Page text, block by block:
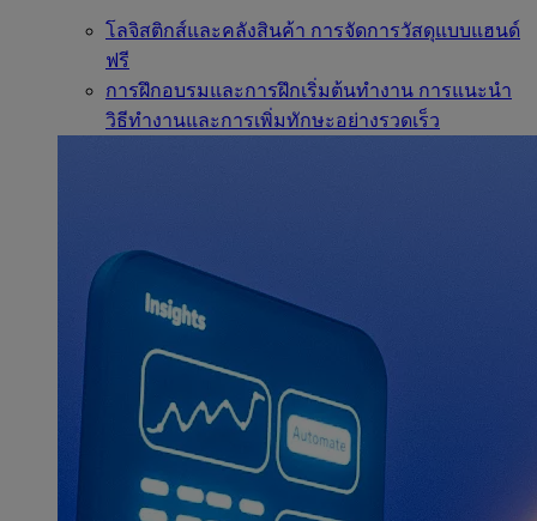
โลจิสติกส์และคลังสินค้า การจัดการวัสดุแบบแฮนด์
ฟรี
การฝึกอบรมและการฝึกเริ่มต้นทำงาน การแนะนำ
วิธีทำงานและการเพิ่มทักษะอย่างรวดเร็ว